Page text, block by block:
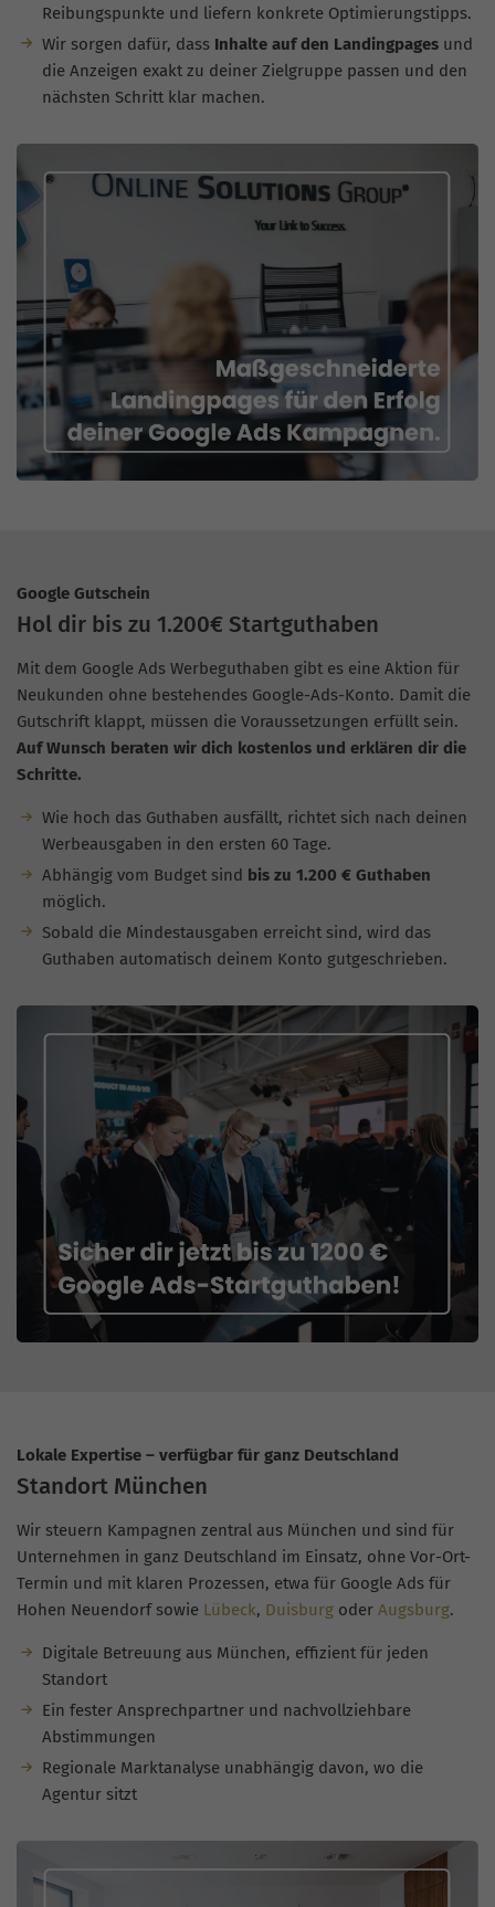
Reibungspunkte und liefern konkrete Optimierungstipps.
Wir sorgen dafür, dass Inhalte auf den Landingpagesund
die Anzeigen exakt zu deiner Zielgruppe passen und den
nächsten Schritt klar machen.
Google Gutschein
Hol dir bis zu 1.200€ Startguthaben
Mit dem Google Ads Werbeguthaben gibt es eine Aktion für
Neukunden ohne bestehendes Google-Ads-Konto. Damit die
Gutschrift klappt, müssen die Voraussetzungen erfüllt sein.
Auf Wunsch beraten wir dich kostenlos und erklären dir die
Schritte.
Wie hoch das Guthaben ausfällt, richtet sich nach deinen
Werbeausgaben in den ersten 60 Tage.
Abhängig vom Budget sind bis zu 1.200 € Guthaben
möglich.
Sobald die Mindestausgaben erreicht sind, wird das
Guthaben automatisch deinem Konto gutgeschrieben.
Lokale Expertise – verfügbar für ganz Deutschland
Standort München
Wir steuern Kampagnen zentral aus München und sind für
Unternehmen in ganz Deutschland im Einsatz, ohne Vor-Ort-
Termin und mit klaren Prozessen, etwa für Google Ads für
Hohen Neuendorf sowie Lübeck, Duisburg oder Augsburg.
Digitale Betreuung aus München, effizient für jeden
Standort
Ein fester Ansprechpartner und nachvollziehbare
Abstimmungen
Regionale Marktanalyse unabhängig davon, wo die
Agentur sitzt